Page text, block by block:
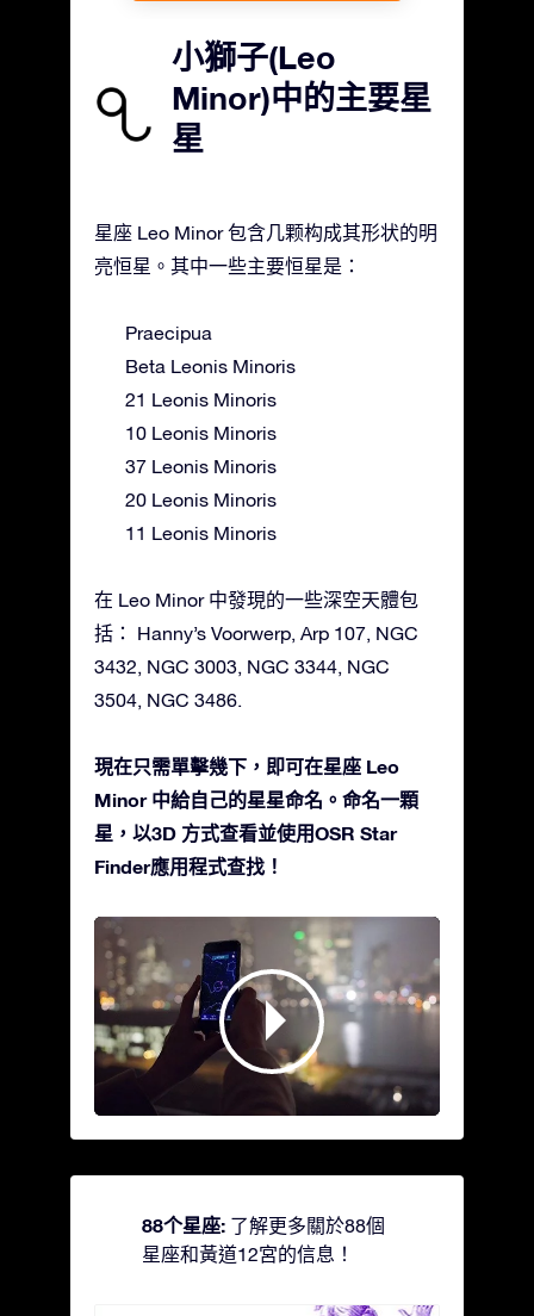
小獅子(Leo
Minor)中的主要星
星
星座 Leo Minor 包含几颗构成其形状的明
亮恒星。其中一些主要恒星是：
Praecipua
Beta Leonis Minoris
21 Leonis Minoris
10 Leonis Minoris
37 Leonis Minoris
20 Leonis Minoris
11 Leonis Minoris
在 Leo Minor 中發現的一些深空天體包
括： Hanny’s Voorwerp, Arp 107, NGC
3432, NGC 3003, NGC 3344, NGC
3504, NGC 3486.
現在只需單擊幾下，即可在星座 Leo
Minor 中給自己的星星命名。命名一顆
星，以3D 方式查看並使用OSR Star
Finder應用程式查找！
88个星座: 了解更多關於88個
星座和黃道12宮的信息！